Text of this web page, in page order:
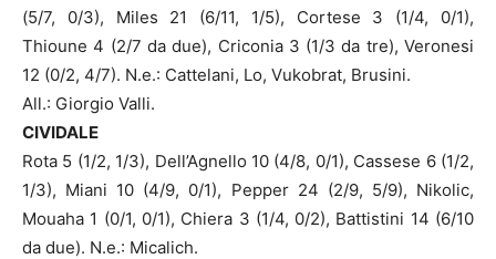
(5/7, 0/3), Miles 21 (6/11, 1/5), Cortese 3 (1/4, 0/1),
Thioune 4 (2/7 da due), Criconia 3 (1/3 da tre), Veronesi
12 (0/2, 4/7). N.e.: Cattelani, Lo, Vukobrat, Brusini.
All.: Giorgio Valli.
CIVIDALE
Rota 5 (1/2, 1/3), Dell’Agnello 10 (4/8, 0/1), Cassese 6 (1/2,
1/3), Miani 10 (4/9, 0/1), Pepper 24 (2/9, 5/9), Nikolic,
Mouaha 1 (0/1, 0/1), Chiera 3 (1/4, 0/2), Battistini 14 (6/10
da due). N.e.: Micalich.